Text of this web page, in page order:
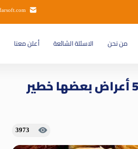
من نحن الاسئلة الشائعة أعلن معنا
3973